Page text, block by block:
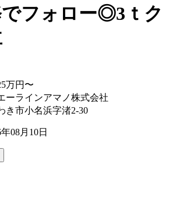
フォロー◎3ｔク
万円〜
ーラインアマノ株式会社
き市小名浜字渚2-30
08月10日